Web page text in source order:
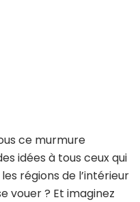
ce murmure
idées à tous ceux qui
régions de l’intérieur
vouer ? Et imaginez